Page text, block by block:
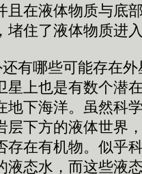
且在液体物质与底
堵住了液体物质进
有哪些可能存在外
星上也是有数个潜
地下海洋。虽然科
层下方的液体世界
存在有机物。似乎
液态水，而这些液